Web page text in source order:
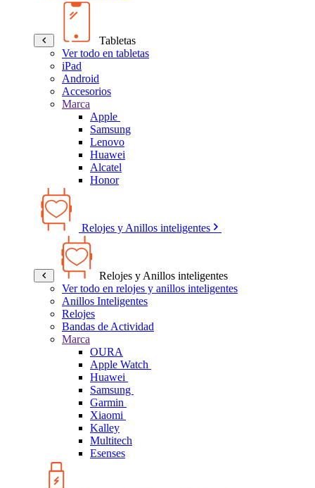
Tabletas
Ver todo en tabletas
iPad
Android
Accesorios
Marca
Apple
Samsung
Lenovo
Huawei
Alcatel
Honor
Relojes y Anillos inteligentes
Relojes y Anillos inteligentes
Ver todo en relojes y anillos inteligentes
Anillos Inteligentes
Relojes
Bandas de Actividad
Marca
OURA
Apple Watch
Huawei
Samsung
Garmin
Xiaomi
Kalley
Multitech
Esenses